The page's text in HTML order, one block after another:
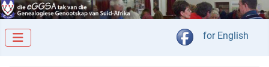
Kies jou taal
for English